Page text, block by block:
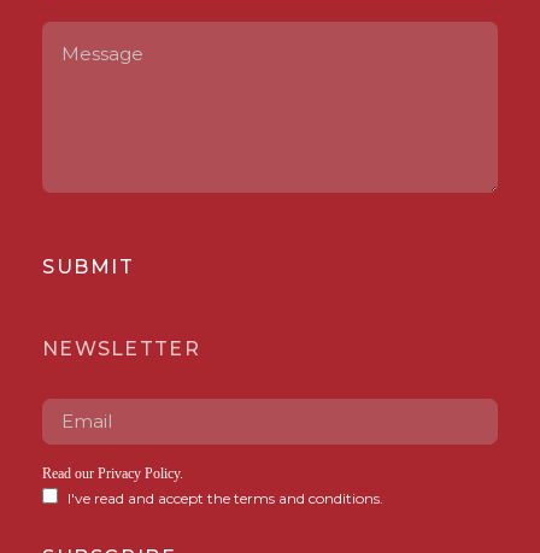
SUBMIT
NEWSLETTER
Read our Privacy Policy.
I've read and accept the terms and conditions.